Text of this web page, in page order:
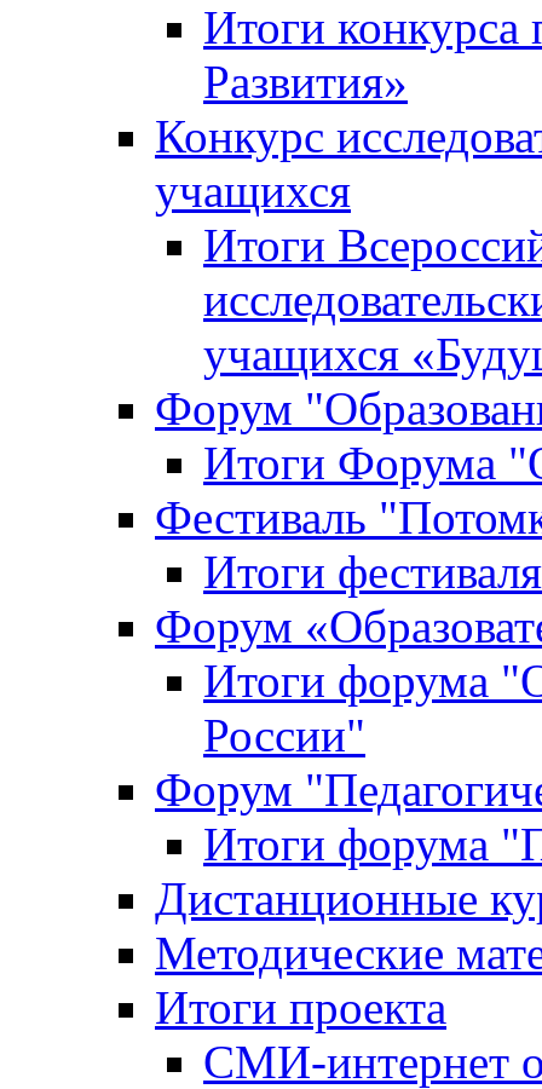
Итоги конкурса
Развития»
Конкурс
учащихся
Итоги
учащихся
Форум
Итоги Форума
Фестиваль
Итоги
Форум
Итоги форума
России"
Форум
Итоги форума
Дистанционные
Методические
Итоги проекта
СМИ-интернет